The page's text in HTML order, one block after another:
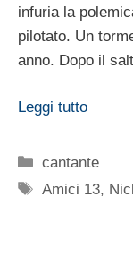
infuria la
pilotato. Un
anno. Dopo il
Leggi tutto
Categorie
cantante
Tag
Amici 13,